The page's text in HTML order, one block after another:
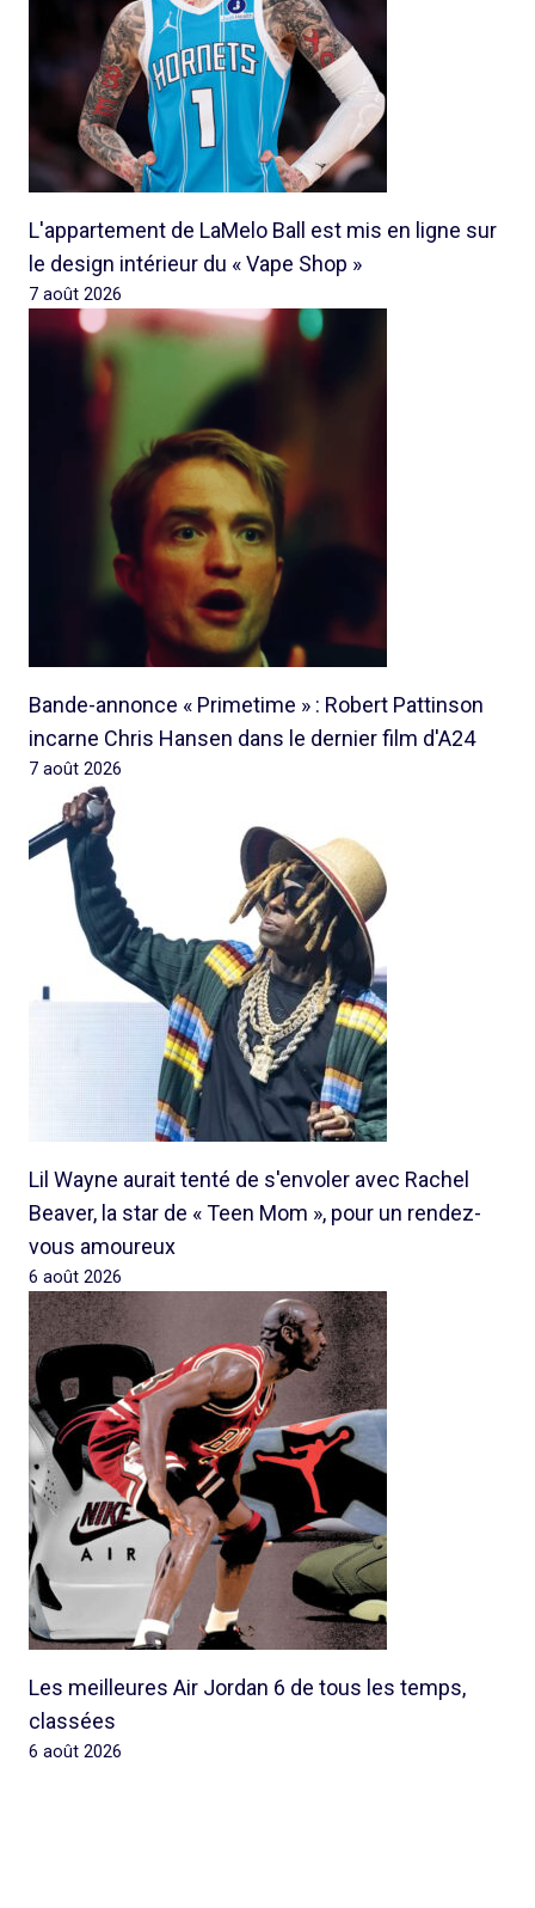
L'appartement de LaMelo Ball est mis en ligne sur
le design intérieur du « Vape Shop »
7 août 2026
Bande-annonce « Primetime » : Robert Pattinson
incarne Chris Hansen dans le dernier film d'A24
7 août 2026
Lil Wayne aurait tenté de s'envoler avec Rachel
Beaver, la star de « Teen Mom », pour un rendez-
vous amoureux
6 août 2026
Les meilleures Air Jordan 6 de tous les temps,
classées
6 août 2026